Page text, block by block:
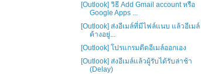
[Outlook] วิธี Add Gmail account หรือ
Google Apps ...
[Outlook] ส่งอีเมล์ที่มีไฟล์แนบ แล้วอีเมล์
ค้างอยู่...
[Outlook] โปรแกรมดีดอีเมล์ออกเอง
[Outlook] ส่งอีเมล์แล้วผู้รับได้รับล่าช้า
(Delay)